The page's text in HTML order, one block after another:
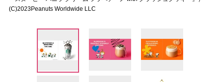
(C)2023Peanuts Worldwide LLC